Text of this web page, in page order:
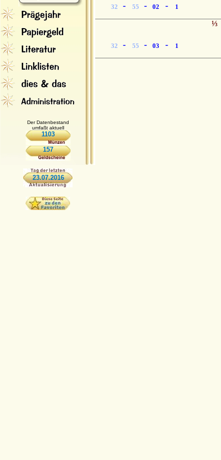
Der Datenbestand
umfaßt aktuell
1103
157
23.07.2016
32 - 55 - 02 - 1
32 - 55 - 03 - 1
⅓